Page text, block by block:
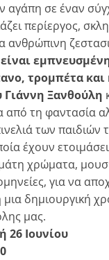
αγάπη σε έναν
περίεργος,
ανθρώπινη
τρομπέτα και
Γιάννη Ξανθούλη
από τη φαντασία
των παιδιών
έχουν
χρώματα,
για να
μια δημιουργική
μας.
26 Ιουνίου